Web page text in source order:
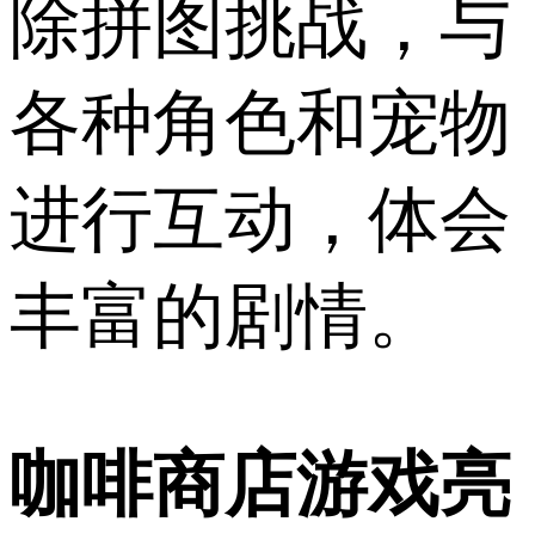
除拼图挑战，与
各种角色和宠物
进行互动，体会
丰富的剧情。
咖啡商店游戏亮